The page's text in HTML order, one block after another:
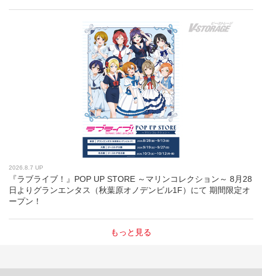
2026.8.7 UP
『ラブライブ！』POP UP STORE ～マリンコレクション～ 8月28
日よりグランエンタス（秋葉原オノデンビル1F）にて 期間限定オ
ープン！
もっと見る